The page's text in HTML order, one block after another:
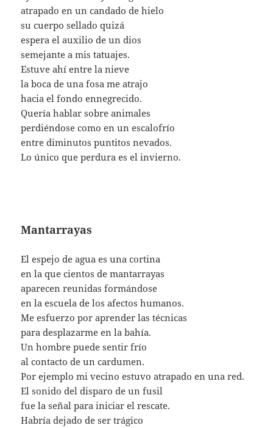
atrapado en un candado de hielo
su cuerpo sellado quizá
espera el auxilio de un dios
semejante a mis tatuajes.
Estuve ahí entre la nieve
la boca de una fosa me atrajo
hacia el fondo ennegrecido.
Quería hablar sobre animales
perdiéndose como en un escalofrío
entre diminutos puntitos nevados.
Lo único que perdura es el invierno.
Mantarrayas
El espejo de agua es una cortina
en la que cientos de mantarrayas
aparecen reunidas formándose
en la escuela de los afectos humanos.
Me esfuerzo por aprender las técnicas
para desplazarme en la bahía.
Un hombre puede sentir frío
al contacto de un cardumen.
Por ejemplo mi vecino estuvo atrapado en una red.
El sonido del disparo de un fusil
fue la señal para iniciar el rescate.
Habría dejado de ser trágico